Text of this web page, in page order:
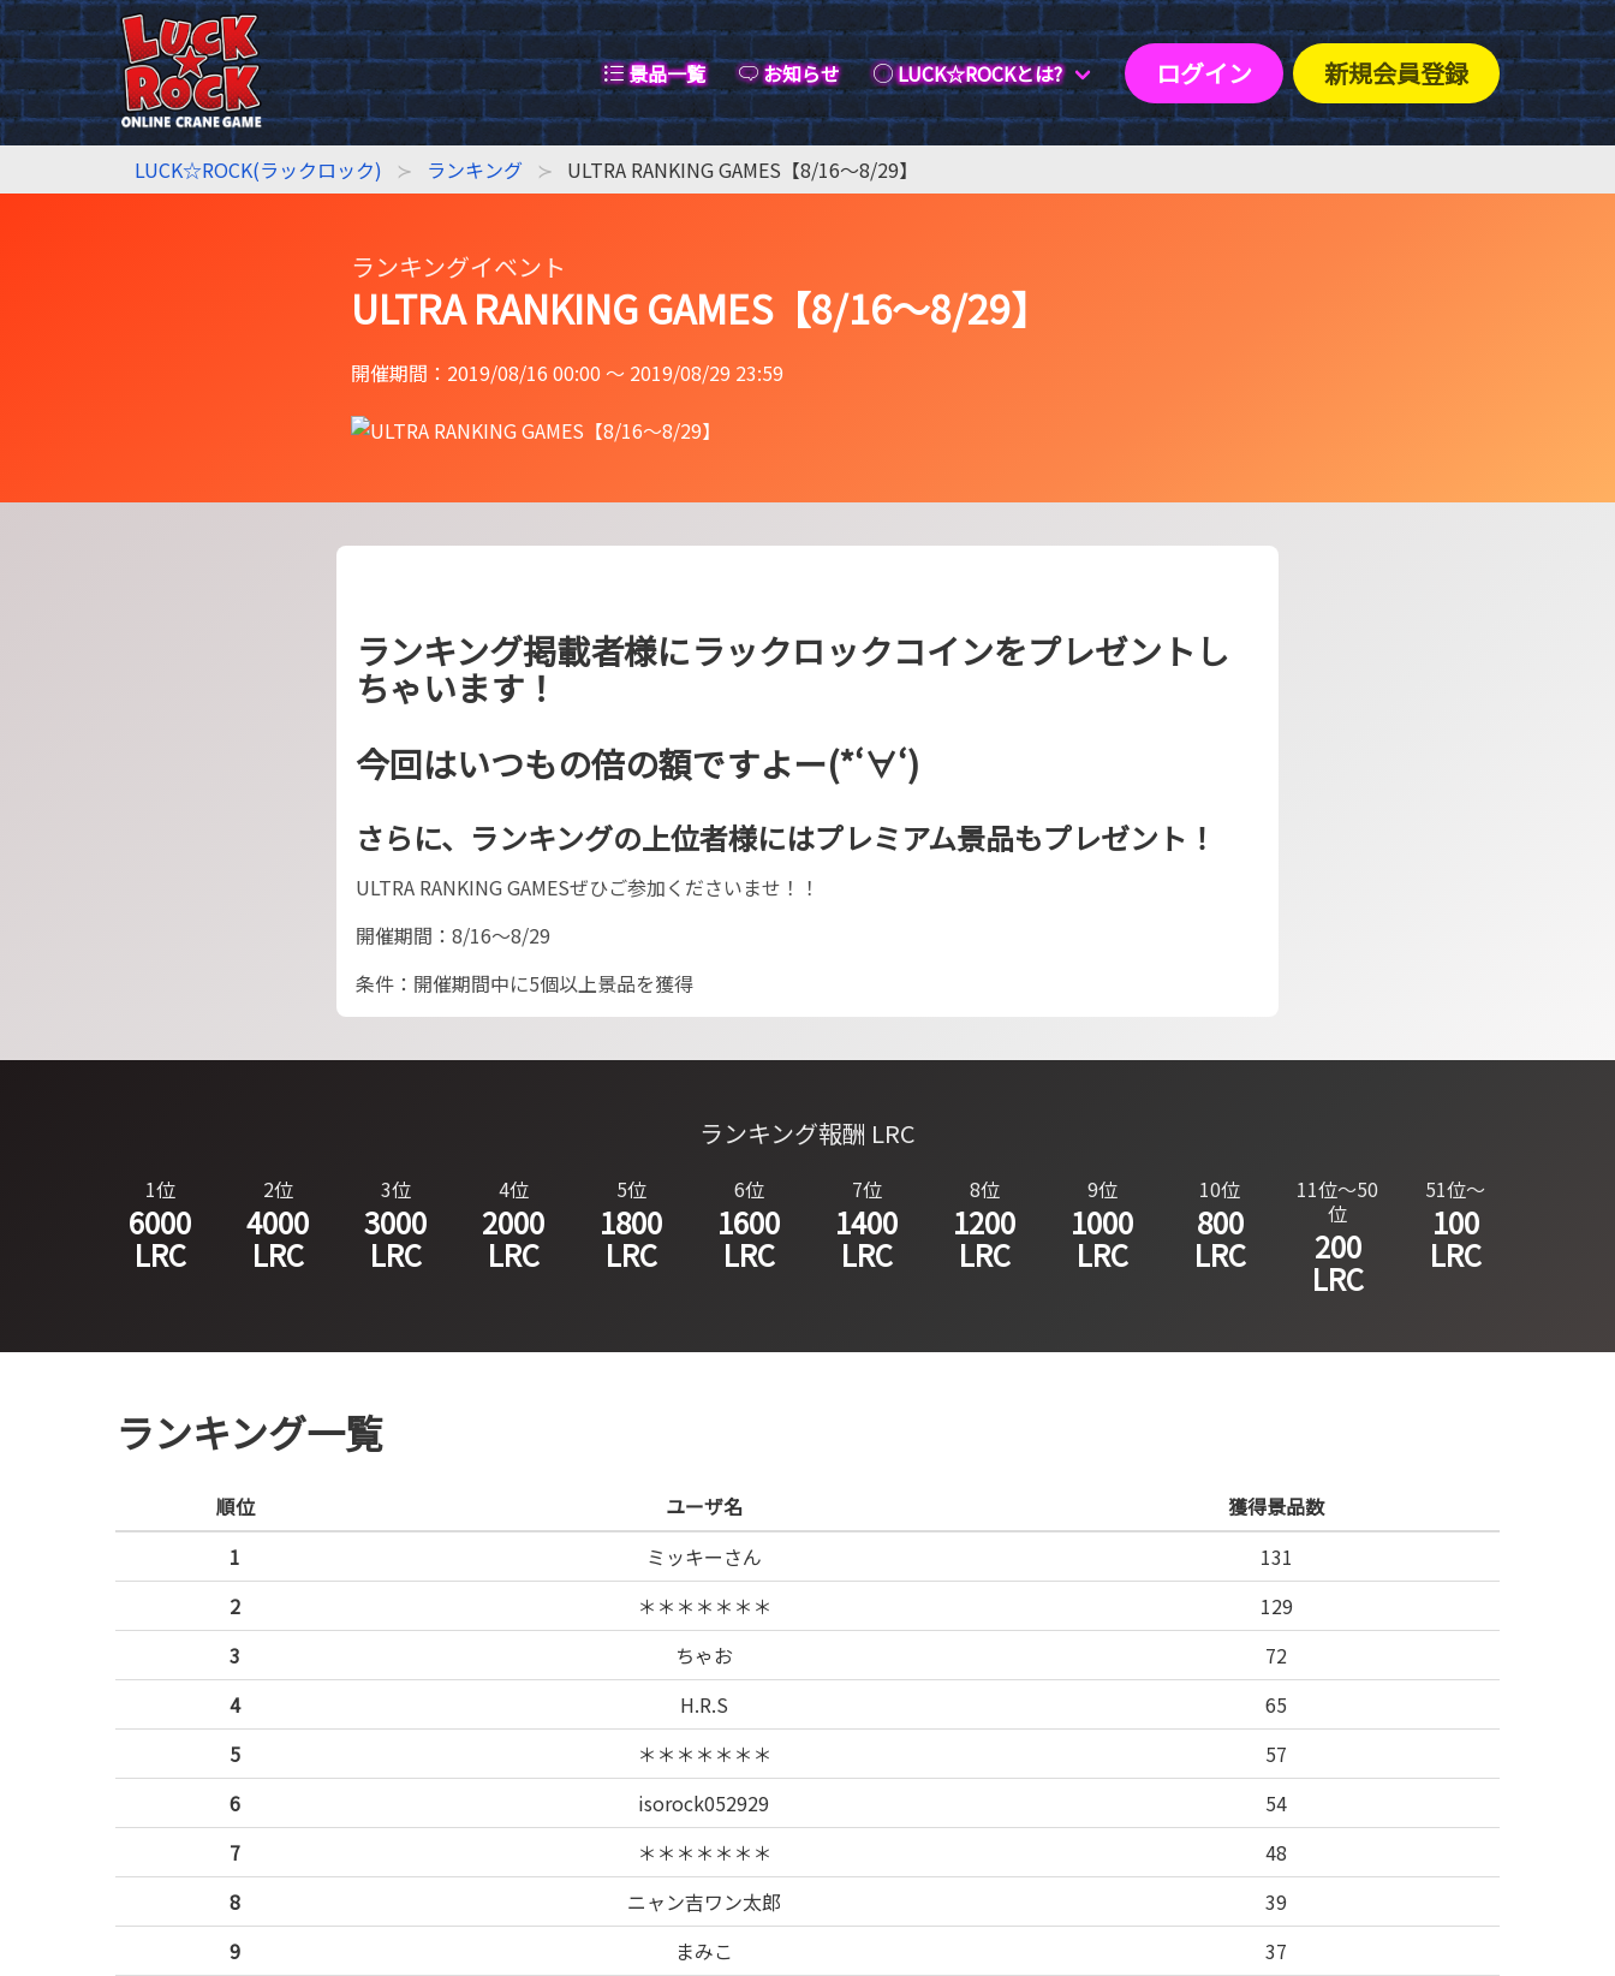
景品一覧 お知らせ LUCK☆ROCKとは? ログイン 新規会員登録
LUCK☆ROCK(ラックロック) ランキング ULTRA RANKING GAMES【8/16～8/29】
ランキングイベント
ULTRA RANKING GAMES【8/16～8/29】
開催期間：2019/08/16 00:00 〜 2019/08/29 23:59
ランキング掲載者様にラックロックコインをプレゼントし
ちゃいます！
今回はいつもの倍の額ですよー(*‘∀‘)
さらに、ランキングの上位者様にはプレミアム景品もプレゼント！
ULTRA RANKING GAMESぜひご参加くださいませ！！
開催期間：8/16～8/29
条件：開催期間中に5個以上景品を獲得
ランキング報酬 LRC
1位
6000
LRC
2位
4000
LRC
3位
3000
LRC
4位
2000
LRC
5位
1800
LRC
6位
1600
LRC
7位
1400
LRC
8位
1200
LRC
9位
1000
LRC
10位
800
LRC
11位～50
位
200
LRC
51位～
100
LRC
ランキング一覧
順位 ユーザ名
獲得景品数
1
ミッキーさん
131
2
＊＊＊＊＊＊＊
129
3
ちゃお
72
4
H.R.S
65
5
＊＊＊＊＊＊＊
57
6
isorock052929
54
7
＊＊＊＊＊＊＊
48
8
ニャン吉ワン太郎
39
9
まみこ
37